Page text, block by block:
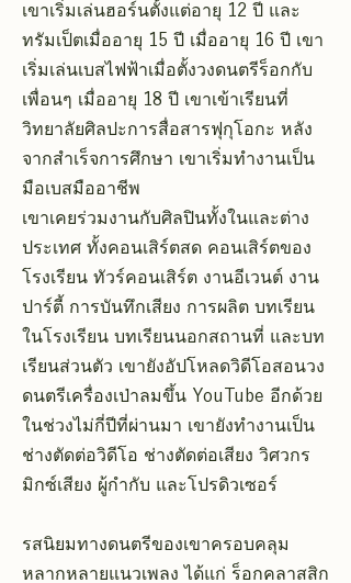
เขาเริ่มเล่นฮอร์นตั้งแต่อายุ 12 ปี และ
ทรัมเป็ตเมื่ออายุ 15 ปี เมื่ออายุ 16 ปี เขา
เริ่มเล่นเบสไฟฟ้าเมื่อตั้งวงดนตรีร็อกกับ
เพื่อนๆ เมื่ออายุ 18 ปี เขาเข้าเรียนที่
วิทยาลัยศิลปะการสื่อสารฟุกุโอกะ หลัง
จากสำเร็จการศึกษา เขาเริ่มทำงานเป็น
มือเบสมืออาชีพ
เขาเคยร่วมงานกับศิลปินทั้งในและต่าง
ประเทศ ทั้งคอนเสิร์ตสด คอนเสิร์ตของ
โรงเรียน ทัวร์คอนเสิร์ต งานอีเวนต์ งาน
ปาร์ตี้ การบันทึกเสียง การผลิต บทเรียน
ในโรงเรียน บทเรียนนอกสถานที่ และบท
เรียนส่วนตัว เขายังอัปโหลดวิดีโอสอนวง
ดนตรีเครื่องเป่าลมขึ้น YouTube อีกด้วย
ในช่วงไม่กี่ปีที่ผ่านมา เขายังทำงานเป็น
ช่างตัดต่อวิดีโอ ช่างตัดต่อเสียง วิศวกร
มิกซ์เสียง ผู้กำกับ และโปรดิวเซอร์
รสนิยมทางดนตรีของเขาครอบคลุม
หลากหลายแนวเพลง ได้แก่ ร็อกคลาสสิก